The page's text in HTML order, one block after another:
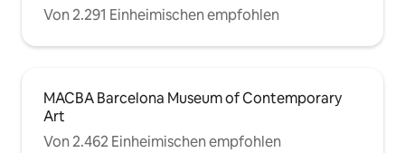
Von 2.291 Einheimischen empfohlen
MACBA Barcelona Museum of Contemporary
Art
Von 2.462 Einheimischen empfohlen